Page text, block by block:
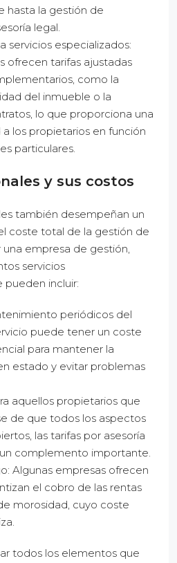
hasta la gestión de
legal.
servicios especializados:
ofrecen tarifas ajustadas
como la
del inmueble o la
lo que proporciona una
los propietarios en función
particulares.
y sus costos
también desempeñan un
coste total de la gestión de
una empresa de gestión,
servicios
incluir:
periódicos del
puede tener un coste
para mantener la
estado y evitar problemas
aquellos propietarios que
de que todos los aspectos
las tarifas por asesoría
complemento importante.
Algunas empresas ofrecen
el cobro de las rentas
morosidad, cuyo coste
todos los elementos que